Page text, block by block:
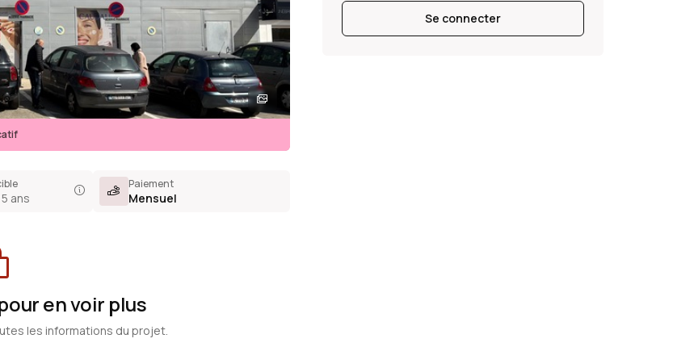
ans
Paiement
Mensuel
en voir plus
les informations du projet.
Se connecter